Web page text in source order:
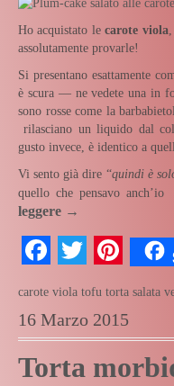
Ho acquistato lecarote viola
assolutamente provarle!
Si presentano esattamente
è scura — ne vedete una in
sono rosse come la
rilasciano un liquido dal
gusto invece, è identico a
Vi sento già dire “quindi è
quello che pensavo anch’io
leggere →
Facebook
Twitter
carote viola tofu torta salata
16 Marzo 2015
Torta